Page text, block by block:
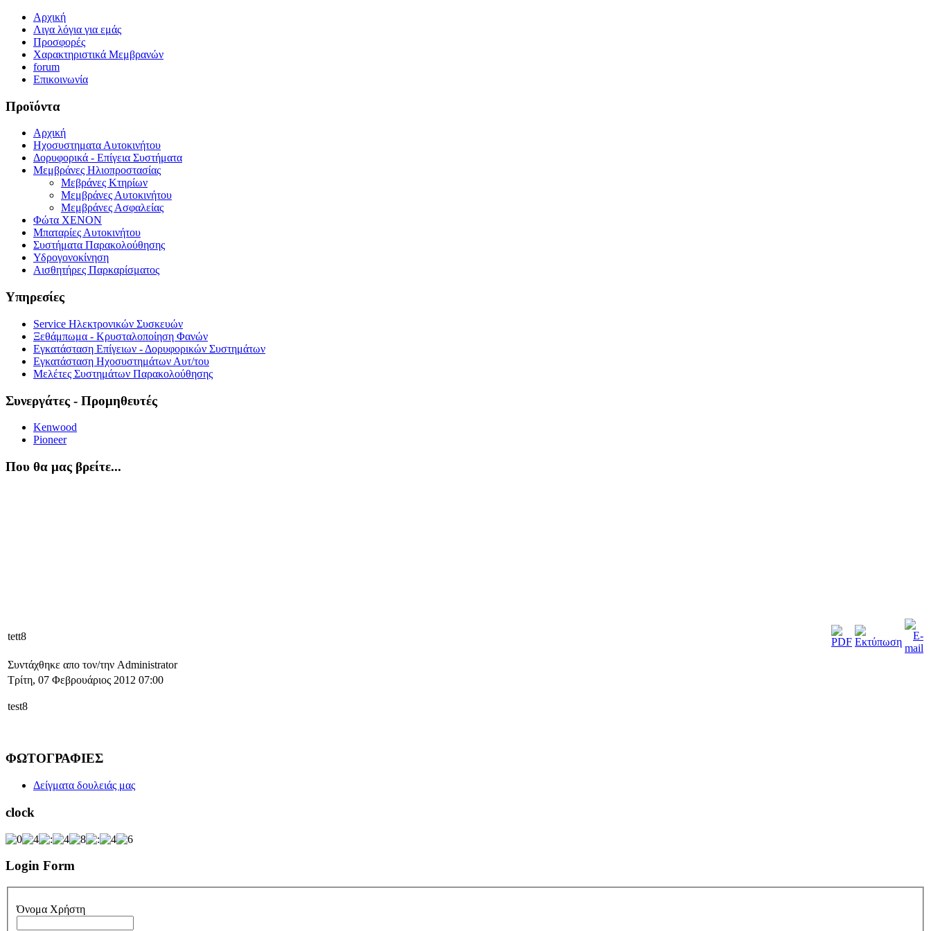
Αρχική
Λιγα λόγια για εμάς
Προσφορές
Χαρακτηριστικά Μεμβρανών
forum
Επικοινωνία
Προϊόντα
Αρχική
Ηχοσυστηματα Αυτοκινήτου
Δορυφορικά - Επίγεια Συστήματα
Μεμβράνες Ηλιοπροστασίας
Μεβράνες Κτηρίων
Μεμβράνες Αυτοκινήτου
Μεμβράνες Ασφαλείας
Φώτα XENON
Μπαταρίες Αυτοκινήτου
Συστήματα Παρακολούθησης
Υδρογονοκίνηση
Αισθητήρες Παρκαρίσματος
Υπηρεσίες
Service Ηλεκτρονικών Συσκευών
Ξεθάμπωμα - Κρυσταλοποίηση Φανών
Εγκατάσταση Επίγειων - Δορυφορικών Συστημάτων
Εγκατάσταση Ηχοσυστημάτων Αυτ/του
Μελέτες Συστημάτων Παρακολούθησης
Συνεργάτες - Προμηθευτές
Kenwood
Pioneer
Που θα μας βρείτε...
tett8
Συντάχθηκε απο τον/την Administrator
Τρίτη, 07 Φεβρουάριος 2012 07:00
test8
ΦΩΤΟΓΡΑΦΙΕΣ
Δείγματα δουλειάς μας
clock
Login Form
Όνομα Χρήστη